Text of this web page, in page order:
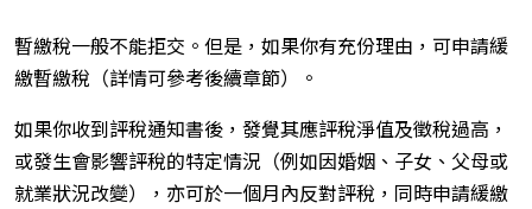
暫繳稅一般不能拒交。但是，如果你有充份理由，可申請緩
繳暫繳稅（詳情可參考後續章節）。
如果你收到評稅通知書後，發覺其應評稅淨值及徵稅過高，
或發生會影響評稅的特定情況（例如因婚姻、子女、父母或
就業狀況改變），亦可於一個月內反對評稅，同時申請緩繳